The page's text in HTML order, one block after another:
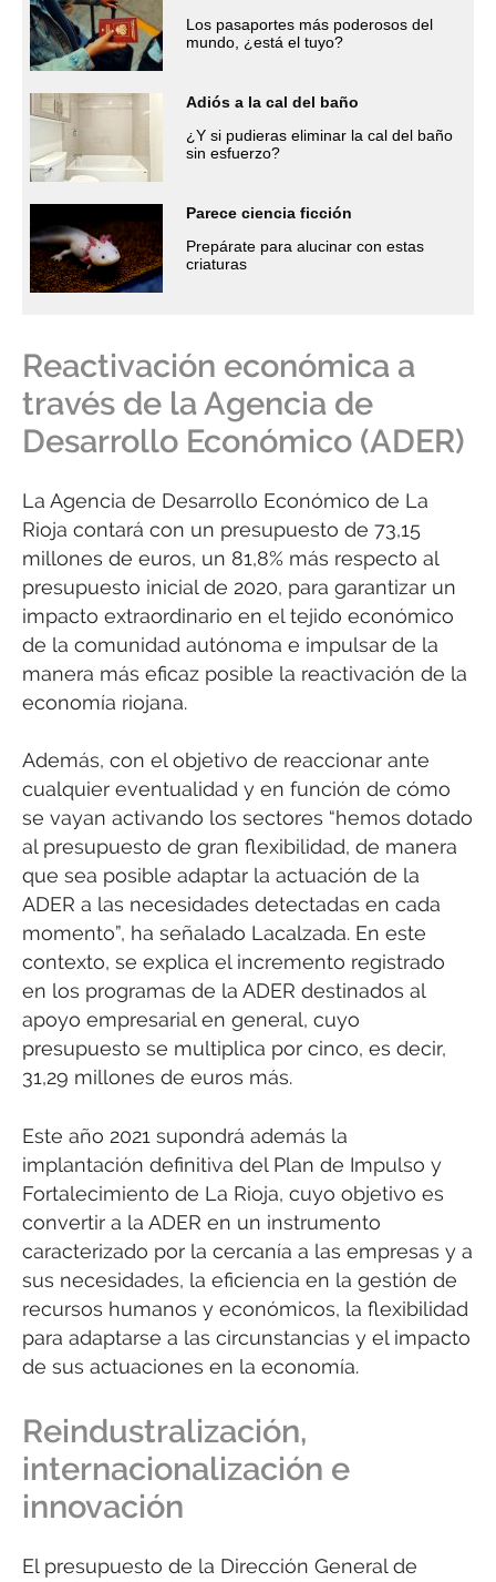
Los pasaportes más poderosos del
mundo, ¿está el tuyo?
Adiós a la cal del baño
¿Y si pudieras eliminar la cal del baño
sin esfuerzo?
Parece ciencia ficción
Prepárate para alucinar con estas
criaturas
Reactivación económica a
través de la Agencia de
Desarrollo Económico (ADER)
La Agencia de Desarrollo Económico de La
Rioja contará con un presupuesto de 73,15
millones de euros, un 81,8% más respecto al
presupuesto inicial de 2020, para garantizar un
impacto extraordinario en el tejido económico
de la comunidad autónoma e impulsar de la
manera más eficaz posible la reactivación de la
economía riojana.
Además, con el objetivo de reaccionar ante
cualquier eventualidad y en función de cómo
se vayan activando los sectores “hemos dotado
al presupuesto de gran flexibilidad, de manera
que sea posible adaptar la actuación de la
ADER a las necesidades detectadas en cada
momento”, ha señalado Lacalzada. En este
contexto, se explica el incremento registrado
en los programas de la ADER destinados al
apoyo empresarial en general, cuyo
presupuesto se multiplica por cinco, es decir,
31,29 millones de euros más.
Este año 2021 supondrá además la
implantación definitiva del Plan de Impulso y
Fortalecimiento de La Rioja, cuyo objetivo es
convertir a la ADER en un instrumento
caracterizado por la cercanía a las empresas y a
sus necesidades, la eficiencia en la gestión de
recursos humanos y económicos, la flexibilidad
para adaptarse a las circunstancias y el impacto
de sus actuaciones en la economía.
Reindustralización,
internacionalización e
innovación
El presupuesto de la Dirección General de